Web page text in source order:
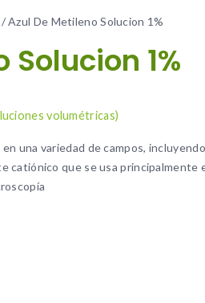
/ Azul De Metileno Solucion 1%
Solucion 1%
volumétricas)
una variedad de campos,
catiónico que se usa principalmente